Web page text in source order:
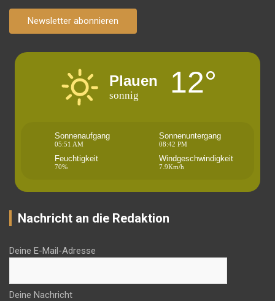
Newsletter abonnieren
Plauen
sonnig 12°
Sonnenaufgang
05:51 AM
Sonnenuntergang
08:42 PM
Feuchtigkeit
70%
Windgeschwindigkeit
7.9Km/h
Nachricht an die Redaktion
Deine E-Mail-Adresse
Deine Nachricht